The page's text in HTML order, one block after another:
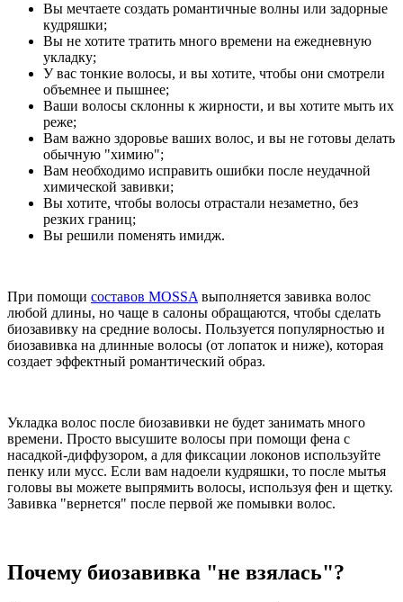
Вы мечтаете создать романтичные волны или задорные
кудряшки;
Вы не хотите тратить много времени на ежедневную
укладку;
У вас тонкие волосы, и вы хотите, чтобы они смотрели
объемнее и пышнее;
Ваши волосы склонны к жирности, и вы хотите мыть их
реже;
Вам важно здоровье ваших волос, и вы не готовы делать
обычную "химию";
Вам необходимо исправить ошибки после неудачной
химической завивки;
Вы хотите, чтобы волосы отрастали незаметно, без
резких границ;
Вы решили поменять имидж.
При помощи составов MOSSA выполняется завивка волос
любой длины, но чаще в салоны обращаются, чтобы сделать
биозавивку на средние волосы. Пользуется популярностью и
биозавивка на длинные волосы (от лопаток и ниже), которая
создает эффектный романтический образ.
Укладка волос после биозавивки не будет занимать много
времени. Просто высушите волосы при помощи фена с
насадкой-диффузором, а для фиксации локонов используйте
пенку или мусс. Если вам надоели кудряшки, то после мытья
головы вы можете выпрямить волосы, используя фен и щетку.
Завивка "вернется" после первой же помывки волос.
Почему биозавивка "не взялась"?